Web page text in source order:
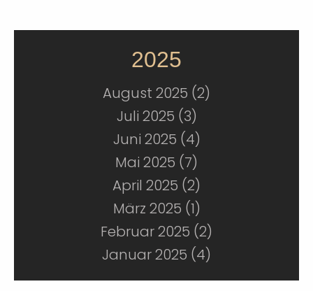
2025
August 2025 (2)
Juli 2025 (3)
Juni 2025 (4)
Mai 2025 (7)
April 2025 (2)
März 2025 (1)
Februar 2025 (2)
Januar 2025 (4)